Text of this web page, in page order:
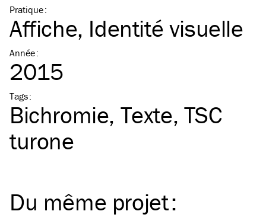
Pratique:
Affiche Identité visuelle
Année:
2015
Tags:
Bichromie Texte TSC
turone
Du même projet: